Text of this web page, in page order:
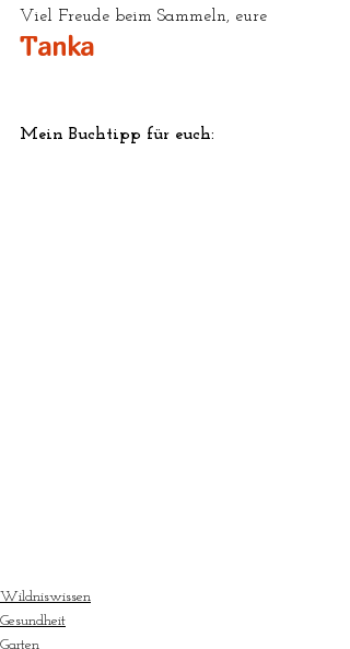
Viel Freude beim Sammeln, eure
Tanka
Mein Buchtipp für euch:
Wildniswissen
Gesundheit
Garten